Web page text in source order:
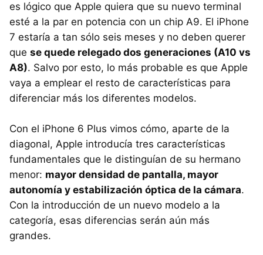
es lógico que Apple quiera que su nuevo terminal
esté a la par en potencia con un chip A9. El iPhone
7 estaría a tan sólo seis meses y no deben querer
que se quede relegado dos generaciones (A10 vs
A8). Salvo por esto, lo más probable es que Apple
vaya a emplear el resto de características para
diferenciar más los diferentes modelos.
Con el iPhone 6 Plus vimos cómo, aparte de la
diagonal, Apple introducía tres características
fundamentales que le distinguían de su hermano
menor: mayor densidad de pantalla, mayor
autonomía y estabilización óptica de la cámara.
Con la introducción de un nuevo modelo a la
categoría, esas diferencias serán aún más
grandes.